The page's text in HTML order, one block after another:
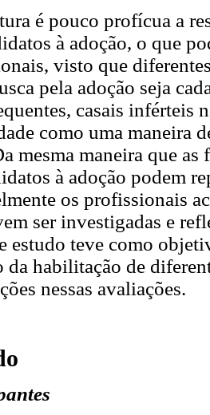
é pouco profícua a
à adoção, o que
visto que
pela adoção seja
casais inférteis
como uma maneira
mesma maneira que
à adoção podem
os profissionais
ser investigadas e
estudo teve como
da habilitação de
nessas avaliações.